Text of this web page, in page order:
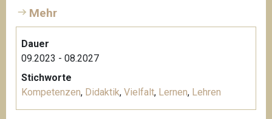
Mehr
Dauer
09.2023 - 08.2027
Stichworte
Kompetenzen, Didaktik, Vielfalt, Lernen, Lehren